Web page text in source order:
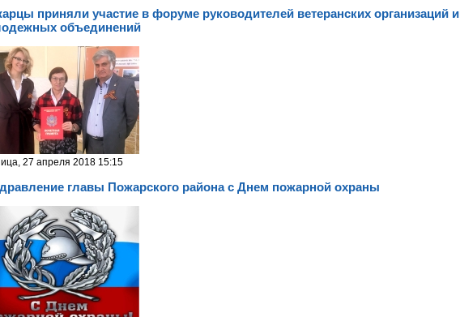
приняли участие в форуме руководителей ветеранских организаций и
объединений
27 апреля 2018 15:15
главы Пожарского района с Днем пожарной охраны